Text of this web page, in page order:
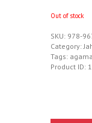
Out of stock
SKU: 978-
Category:
Tags: agama
Product ID: